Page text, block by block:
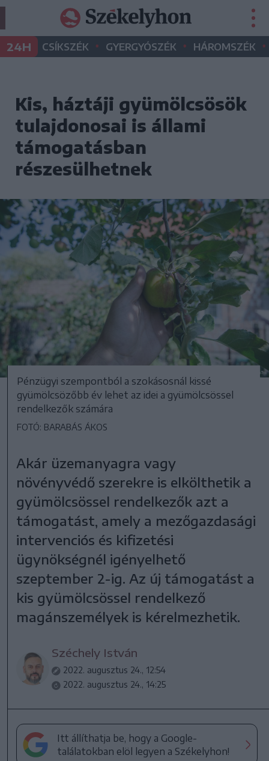
24H CSÍKSZÉK • GYERGYÓSZÉK • HÁROMSZÉK •
Kis, háztáji gyümölcsösök
tulajdonosai is állami
támogatásban
részesülhetnek
Pénzügyi szempontból a szokásosnál kissé
gyümölcsözőbb év lehet az idei a gyümölcsössel
rendelkezők számára
FOTÓ: BARABÁS ÁKOS
Akár üzemanyagra vagy
növényvédő szerekre is elkölthetik a
gyümölcsössel rendelkezők azt a
támogatást, amely a mezőgazdasági
intervenciós és kifizetési
ügynökségnél igényelhető
szeptember 2-ig. Az új támogatást a
kis gyümölcsössel rendelkező
magánszemélyek is kérelmezhetik.
Széchely István
2022. augusztus 24., 12:54
2022. augusztus 24., 14:25
Itt állíthatja be, hogy a Google-
találatokban elöl legyen a Székelyhon!